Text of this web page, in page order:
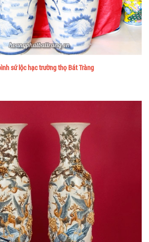
sứ lộc hạc trường thọ Bát Tràng